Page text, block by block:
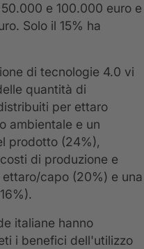
e 100.000 euro e
Solo il 15% ha
di tecnologie 4.0 vi
quantità di
per ettaro
ambientale e un
prodotto (24%),
di produzione e
ettaro/capo (20%) e una
italiane hanno
i benefici dell'utilizzo